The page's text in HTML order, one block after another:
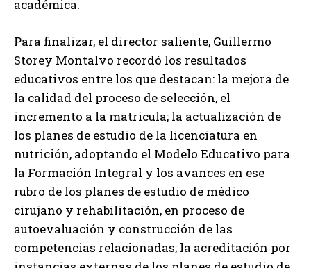
académica.
Para finalizar, el director saliente, Guillermo
Storey Montalvo recordó los resultados
educativos entre los que destacan: la mejora de
la calidad del proceso de selección, el
incremento a la matricula; la actualización de
los planes de estudio de la licenciatura en
nutrición, adoptando el Modelo Educativo para
la Formación Integral y los avances en ese
rubro de los planes de estudio de médico
cirujano y rehabilitación, en proceso de
autoevaluación y construcción de las
competencias relacionadas; la acreditación por